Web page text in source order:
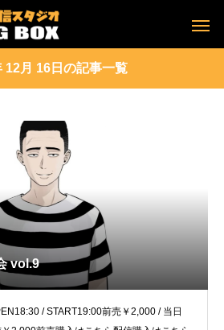
12月 16日の記事一覧
vol.9
/ START19:00前売￥2,000 / 当日